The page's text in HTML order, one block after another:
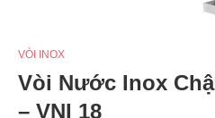
VÒI INOX
Vòi Nước Inox
– VNI 18